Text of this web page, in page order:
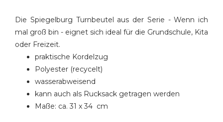
Die Spiegelburg Turnbeutel aus der Serie - Wenn ich
mal groß bin - eignet sich ideal für die Grundschule, Kita
oder Freizeit.
praktische Kordelzug
Polyester (recycelt)
wasserabweisend
kann auch als Rucksack getragen werden
Maße: ca. 31 x 34 cm